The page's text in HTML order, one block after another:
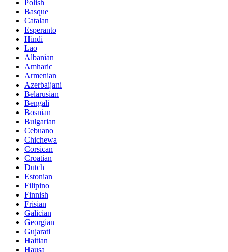
Polish
Basque
Catalan
Esperanto
Hindi
Lao
Albanian
Amharic
Armenian
Azerbaijani
Belarusian
Bengali
Bosnian
Bulgarian
Cebuano
Chichewa
Corsican
Croatian
Dutch
Estonian
Filipino
Finnish
Frisian
Galician
Georgian
Gujarati
Haitian
Hausa